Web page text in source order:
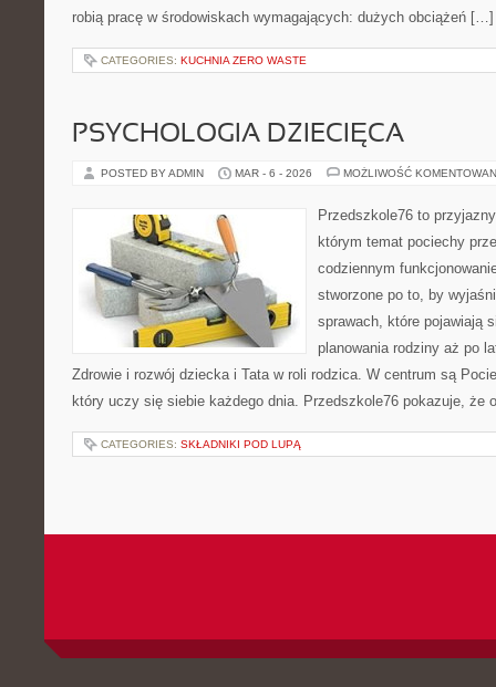
robią pracę w środowiskach wymagających: dużych obciążeń […]
CATEGORIES: KUCHNIA ZERO WASTE
PSYCHOLOGIA DZIECIĘCA
POSTED BY ADMIN MAR - 6 - 2026 MOŻLIWOŚĆ
Przedszkole76 to
którym temat pociechy
codziennym
stworzone po to, by
sprawach, które pojawiają
planowania rodziny aż po
Zdrowie i rozwój dziecka i Tata w roli rodzica. W centrum są
który uczy się siebie każdego dnia. Przedszkole76 pokazuje, że
CATEGORIES: SKŁADNIKI POD LUPĄ